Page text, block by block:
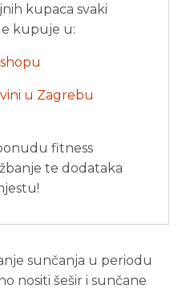
kupaca svaki
kupuje u:
u Zagrebu
fitness
te dodataka
sunčanja u periodu
nositi šešir i sunčane